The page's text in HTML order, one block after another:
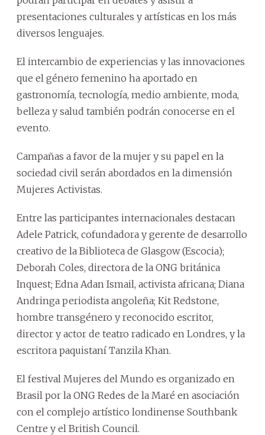
presentaciones culturales y artísticas en los más
diversos lenguajes.
El intercambio de experiencias y las innovaciones
que el género femenino ha aportado en
gastronomía, tecnología, medio ambiente, moda,
belleza y salud también podrán conocerse en el
evento.
Campañas a favor de la mujer y su papel en la
sociedad civil serán abordados en la dimensión
Mujeres Activistas.
Entre las participantes internacionales destacan
Adele Patrick, cofundadora y gerente de desarrollo
creativo de la Biblioteca de Glasgow (Escocia);
Deborah Coles, directora de la ONG británica
Inquest; Edna Adan Ismail, activista africana; Diana
Andringa periodista angoleña; Kit Redstone,
hombre transgénero y reconocido escritor,
director y actor de teatro radicado en Londres, y la
escritora paquistaní Tanzila Khan.
El festival Mujeres del Mundo es organizado en
Brasil por la ONG Redes de la Maré en asociación
con el complejo artístico londinense Southbank
Centre y el British Council.